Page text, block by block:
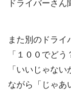
ドライバーさん
また別のドライ
「 １００でどう
「 いいじゃない
ながら「 じゃあ